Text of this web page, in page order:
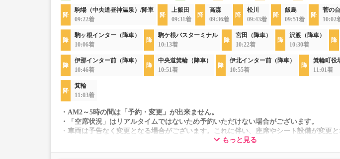
駒場（中央道昼神温泉）/降車
09:22着
上飯田
09:31着
高森
09:36着
松川
09:43着
飯島
09:51着
菅の
10:02
駒ヶ根インター（降車）
10:06着
駒ケ根バスターミナル
10:13着
宮田（降車）
10:22着
沢渡（降車）
10:30着
伊那インター前（降車）
10:46着
中央道箕輪（降車）
10:51着
伊北インター前（降車）
10:55着
箕輪町役
11:01着
箕輪
11:03着
・AM2～5時の間は「予約・変更」が出来ません。
・「空席状況」はリアルタイムではないため予約いただけない場合がございます。
・車両は予告なく変更となる場合がございます。これに伴い、座席やシート設備が変更
もっと見る